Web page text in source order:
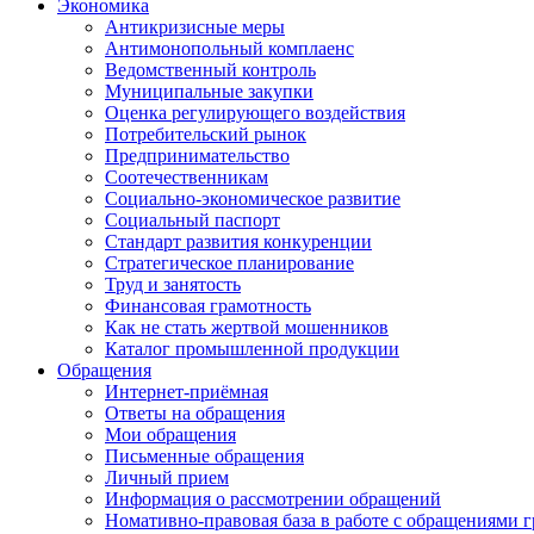
Экономика
Антикризисные меры
Антимонопольный комплаенс
Ведомственный контроль
Муниципальные закупки
Оценка регулирующего воздействия
Потребительский рынок
Предпринимательство
Соотечественникам
Социально-экономическое развитие
Социальный паспорт
Стандарт развития конкуренции
Стратегическое планирование
Труд и занятость
Финансовая грамотность
Как не стать жертвой мошенников
Каталог промышленной продукции
Обращения
Интернет-приёмная
Ответы на обращения
Мои обращения
Письменные обращения
Личный прием
Информация о рассмотрении обращений
Номативно-правовая база в работе с обращениями